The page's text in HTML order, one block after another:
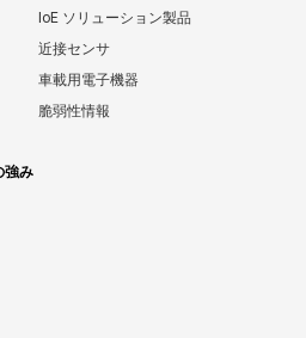
IoE ソリューション製品
近接センサ
車載用電子機器
脆弱性情報
強み